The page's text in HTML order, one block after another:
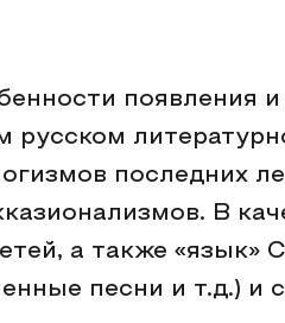
появления
русском
последних
В
а также «язык»
песни и т.д.) и